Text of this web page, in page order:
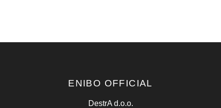
ENIBO OFFICIAL
DestrA d.o.o.